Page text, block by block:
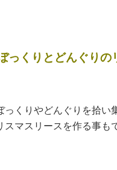
っくりとどんぐりの
っくりやどんぐりを拾い
スマスリースを作る事も